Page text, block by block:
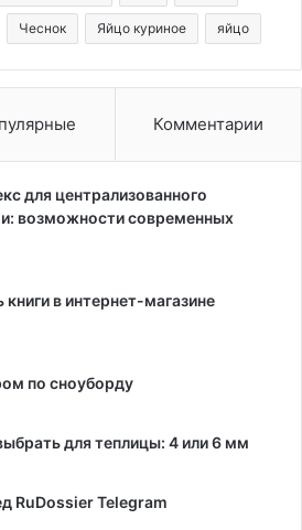
Чеснок Яйцо куриное яйцо
Комментарии
для централизованного
возможности современных
в интернет-магазине
по сноуборду
для теплицы: 4 или 6 мм
RuDossier Telegram